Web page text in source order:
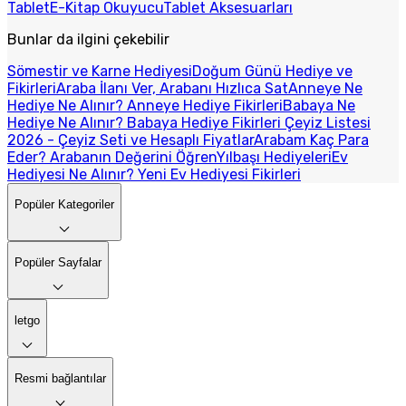
TabletE-Kitap OkuyucuTablet Aksesuarları
Bunlar da ilgini çekebilir
Sömestir ve Karne HediyesiDoğum Günü Hediye ve
FikirleriAraba İlanı Ver, Arabanı Hızlıca SatAnneye Ne
Hediye Ne Alınır? Anneye Hediye FikirleriBabaya Ne
Hediye Ne Alınır? Babaya Hediye Fikirleri Çeyiz Listesi
2026 - Çeyiz Seti ve Hesaplı FiyatlarArabam Kaç Para
Eder? Arabanın Değerini ÖğrenYılbaşı HediyeleriEv
Hediyesi Ne Alınır? Yeni Ev Hediyesi Fikirleri
Popüler Kategoriler
Popüler Sayfalar
letgo
Resmi bağlantılar